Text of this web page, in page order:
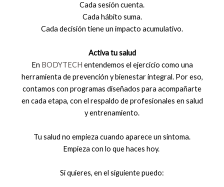
Cada sesión cuenta.
Cada hábito suma.
Cada decisión tiene un impacto acumulativo.
Activa tu salud
En BODYTECH entendemos el ejercicio como una
herramienta de prevención y bienestar integral. Por eso,
contamos con programas diseñados para acompañarte
en cada etapa, con el respaldo de profesionales en salud
y entrenamiento.
Tu salud no empieza cuando aparece un síntoma.
Empieza con lo que haces hoy.
Si quieres, en el siguiente puedo: